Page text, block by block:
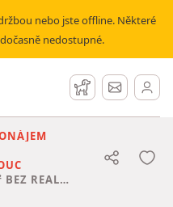
nebo jste offline. Některé
nedostupné.
Hlídací pes
Zprávy
REALITKY